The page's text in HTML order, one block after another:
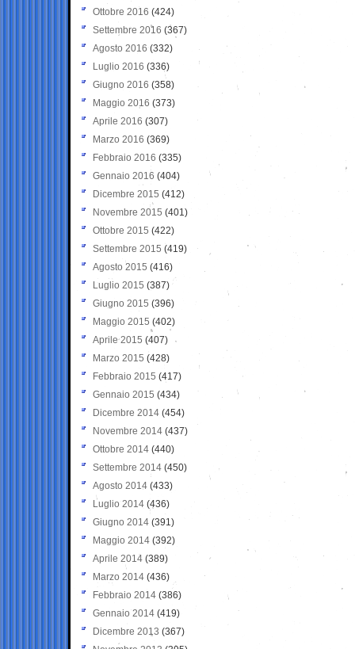
Ottobre 2016 (424)
Settembre 2016 (367)
Agosto 2016 (332)
Luglio 2016 (336)
Giugno 2016 (358)
Maggio 2016 (373)
Aprile 2016 (307)
Marzo 2016 (369)
Febbraio 2016 (335)
Gennaio 2016 (404)
Dicembre 2015 (412)
Novembre 2015 (401)
Ottobre 2015 (422)
Settembre 2015 (419)
Agosto 2015 (416)
Luglio 2015 (387)
Giugno 2015 (396)
Maggio 2015 (402)
Aprile 2015 (407)
Marzo 2015 (428)
Febbraio 2015 (417)
Gennaio 2015 (434)
Dicembre 2014 (454)
Novembre 2014 (437)
Ottobre 2014 (440)
Settembre 2014 (450)
Agosto 2014 (433)
Luglio 2014 (436)
Giugno 2014 (391)
Maggio 2014 (392)
Aprile 2014 (389)
Marzo 2014 (436)
Febbraio 2014 (386)
Gennaio 2014 (419)
Dicembre 2013 (367)